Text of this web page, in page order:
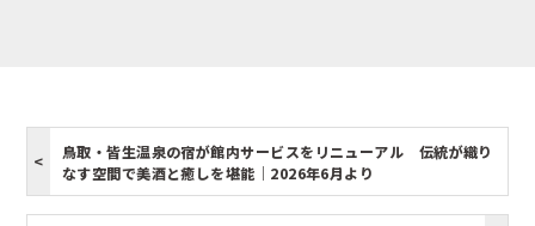
鳥取・皆生温泉の宿が館内サービスをリニューアル 伝統が織り
なす空間で美酒と癒しを堪能｜2026年6月より